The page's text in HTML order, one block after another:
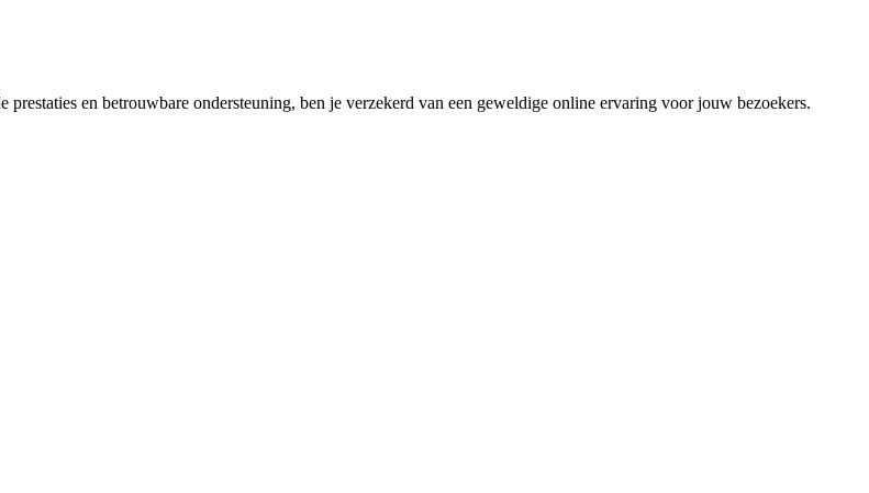
en betrouwbare ondersteuning, ben je verzekerd van een geweldige online ervaring voor jouw bezoekers.